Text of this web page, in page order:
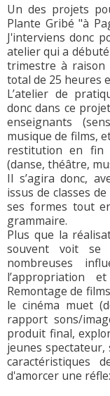
Un des projets
Plante Gribé "à
J'interviens donc
atelier qui a
trimestre à raison
total de 25 heures
L’atelier de
donc dans ce
enseignants
musique de films,
restitution en fin
(danse, théâtre,
Il s’agira donc,
issus de classes
ses formes tout
grammaire.
Plus que la
souvent voit se
nombreuses
l’appropriation
Remontage de
le cinéma muet
rapport sons/
produit final,
jeunes
caractéristiques
d'amorcer une